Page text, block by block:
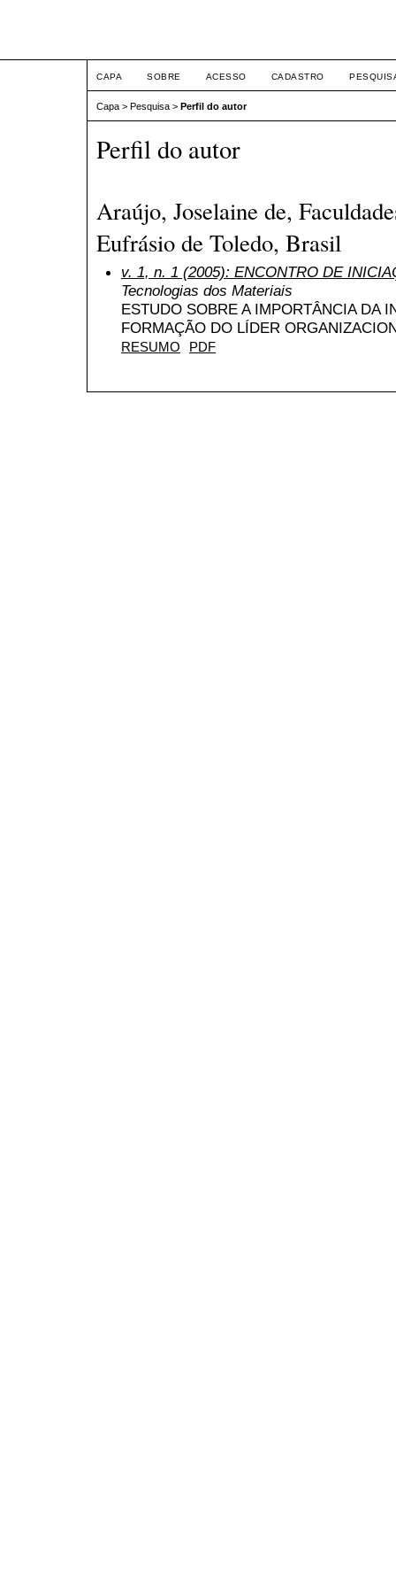
CAPA SOBRE ACESSO CADASTRO
Capa > Pesquisa > Perfil do autor
Perfil do autor
Araújo, Joselaine de,
Eufrásio de Toledo, Brasil
v. 1, n. 1 (2005): ENCONTRO DE
Tecnologias dos Materiais
ESTUDO SOBRE A IMPORTÂNCIA DA
FORMAÇÃO DO LÍDER
RESUMO PDF